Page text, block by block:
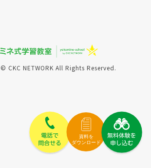
CKC NETWORK All Rights Reserved.